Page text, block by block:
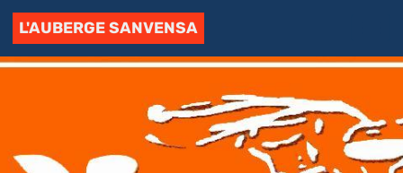
L'AUBERGE SANVENSA